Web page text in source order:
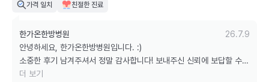
가격 일치 친절한 진료
한가온한방병원
26.7.9
안녕하세요, 한가온한방병원입니다. :)
소중한 후기 남겨주셔서 정말 감사합니다! 보내주신 신뢰에 보답할 수
있도록 늘 최선을 다하겠습니다.
더 보기